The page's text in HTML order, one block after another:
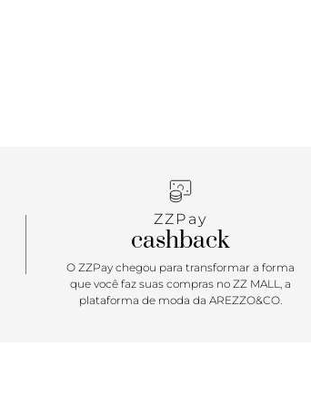
ZZPay
cashback
O ZZPay chegou para transformar a forma
que você faz suas compras no ZZ MALL, a
plataforma de moda da AREZZO&CO.